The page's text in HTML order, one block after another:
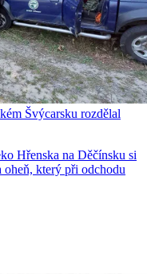
Švýcarsku rozdělal
Hřenska na Děčínsku si
oheň, který při odchodu